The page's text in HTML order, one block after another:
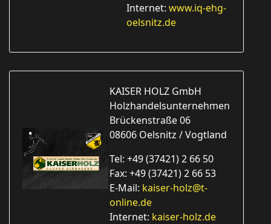
Internet: www.iq-ehg-
oelsnitz.de
KAISER HOLZ GmbH
Holzhandelsunternehmen
Brückenstraße 06
08606 Oelsnitz / Vogtland
Tel: +49 (37421) 2 66 50
Fax: +49 (37421) 2 66 53
E-Mail: kaiser-holz@t-
online.de
Internet: kaiser-holz.de